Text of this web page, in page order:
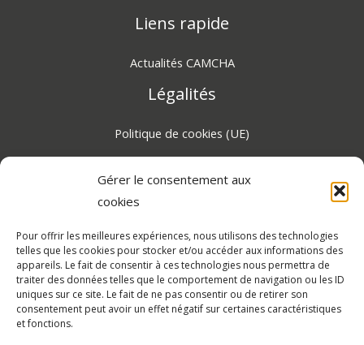
Gérer le consentement aux
cookies
Pour offrir les meilleures expériences, nous utilisons des technologies
telles que les cookies pour stocker et/ou accéder aux informations des
appareils. Le fait de consentir à ces technologies nous permettra de
traiter des données telles que le comportement de navigation ou les ID
uniques sur ce site. Le fait de ne pas consentir ou de retirer son
consentement peut avoir un effet négatif sur certaines caractéristiques
et fonctions.
Liens rapide
Actualités CAMCHA
Légalités
Politique de cookies (UE)
Certifié RGPD 2026, protection des données
Dialoguons !
Retrouvez-nous sur les réseaux sociaux et partagez vos
experiences avec CAMCHA.